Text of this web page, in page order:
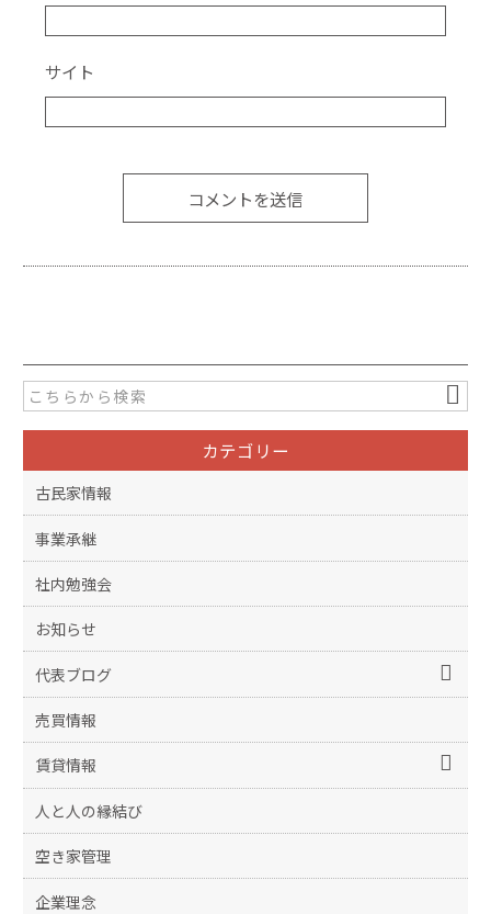
サイト
カテゴリー
古民家情報
事業承継
社内勉強会
お知らせ
代表ブログ
売買情報
賃貸情報
人と人の縁結び
空き家管理
企業理念